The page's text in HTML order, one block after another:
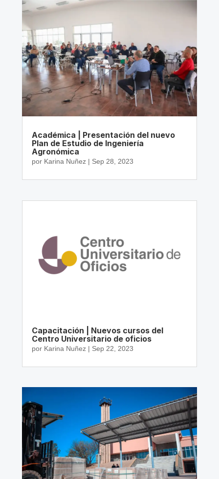
Académica | Presentación del nuevo
Plan de Estudio de Ingeniería
Agronómica
por Karina Nuñez| Sep 28, 2023
Capacitación | Nuevos cursos del
Centro Universitario de oficios
por Karina Nuñez| Sep 22, 2023